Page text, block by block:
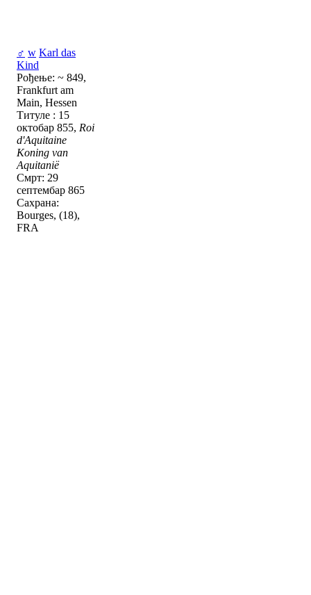
♂ w Karl das
Kind
Рођење: ~ 849,
Frankfurt am
Main, Hessen
Титуле : 15
октобар 855, Roi
d'Aquitaine
Koning van
Aquitanië
Смрт: 29
септембар 865
Сахрана:
Bourges, (18),
FRA